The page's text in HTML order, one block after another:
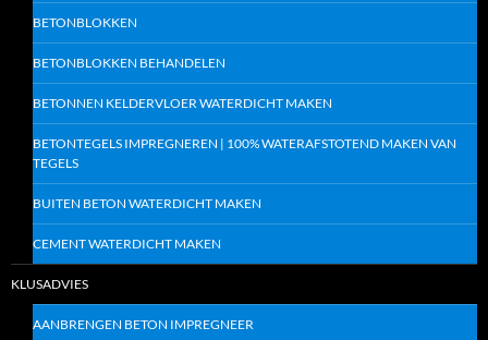
BETONBLOKKEN
BETONBLOKKEN BEHANDELEN
BETONNEN KELDERVLOER WATERDICHT MAKEN
BETONTEGELS IMPREGNEREN | 100% WATERAFSTOTEND MAKEN VAN
TEGELS
BUITEN BETON WATERDICHT MAKEN
CEMENT WATERDICHT MAKEN
KLUSADVIES
AANBRENGEN BETON IMPREGNEER